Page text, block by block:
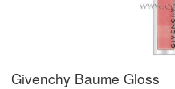
Givenchy Baume Gloss